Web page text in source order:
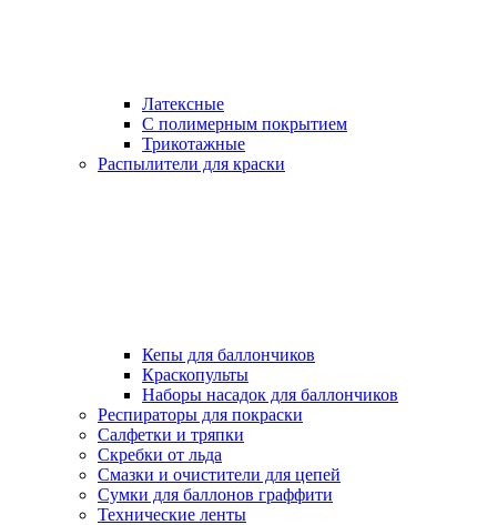
Латексные
С полимерным покрытием
Трикотажные
Распылители для краски
Кепы для баллончиков
Краскопульты
Наборы насадок для баллончиков
Респираторы для покраски
Салфетки и тряпки
Скребки от льда
Смазки и очистители для цепей
Сумки для баллонов граффити
Технические ленты